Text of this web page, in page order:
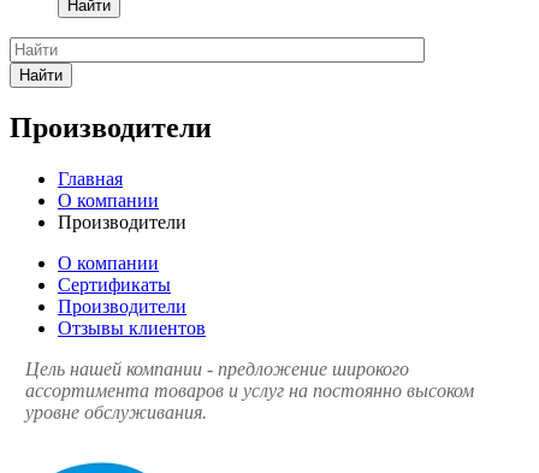
Найти
Найти
Производители
Главная
О компании
Производители
О компании
Сертификаты
Производители
Отзывы клиентов
Цель нашей компании - предложение широкого
ассортимента товаров и услуг на постоянно высоком
уровне обслуживания.